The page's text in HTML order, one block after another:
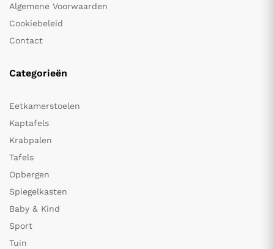
Algemene Voorwaarden
Cookiebeleid
Contact
Categorieën
Eetkamerstoelen
Kaptafels
Krabpalen
Tafels
Opbergen
Spiegelkasten
Baby & Kind
Sport
Tuin